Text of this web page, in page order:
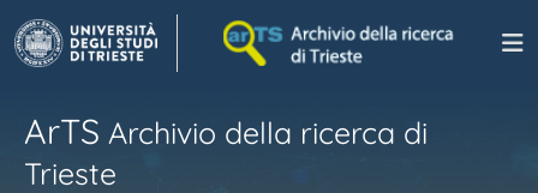
ArTS Archivio della ricerca di
Trieste